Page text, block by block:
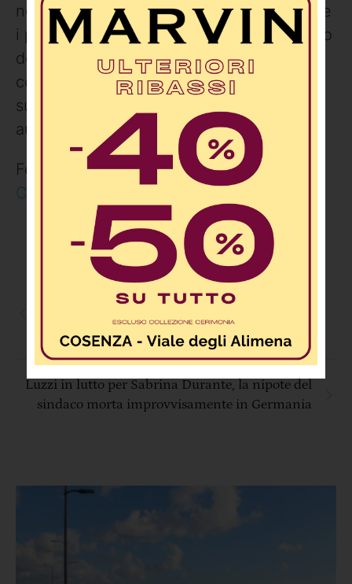
nostri osservatori regionali constatano che
i prezzi non sono ancora variati per effetto
del taglio delle accise ed in alcuni realtà,
come la Calabria, nel confronto dei prezzi
su tre rilevazioni, sono addirittura
aumentati».”
Fonte e articolo completo:Corriere della
Calabria
Flotilla, nuova missione a Gaza. Si parte anche
ripartire»
Luzzi in lutto per Sabrina Durante, la nipote del
sindaco morta improvvisamente in Germania